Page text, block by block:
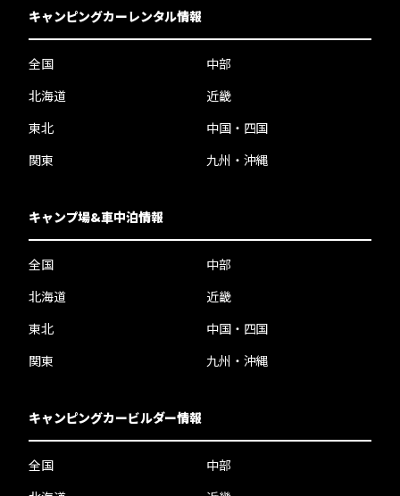
キャンピングカーレンタル情報
全国
北海道
東北
関東
中部
近畿
中国・四国
九州・沖縄
キャンプ場&車中泊情報
全国
北海道
東北
関東
中部
近畿
中国・四国
九州・沖縄
キャンピングカービルダー情報
全国
中部